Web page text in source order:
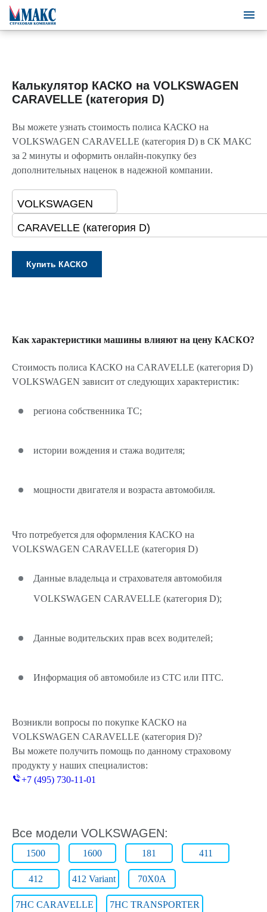
Калькулятор КАСКО на VOLKSWAGEN
CARAVELLE (категория D)
Вы можете узнать стоимость полиса КАСКО на
VOLKSWAGEN CARAVELLE (категория D) в СК МАКС
за 2 минуты и оформить онлайн-покупку без
дополнительных наценок в надежной компании.
Как характеристики машины влияют на цену КАСКО?
Стоимость полиса КАСКО на CARAVELLE (категория D)
VOLKSWAGEN зависит от следующих характеристик:
региона собственника ТС;
истории вождения и стажа водителя;
мощности двигателя и возраста автомобиля.
Что потребуется для оформления КАСКО на
VOLKSWAGEN CARAVELLE (категория D)
Данные владельца и страхователя автомобиля
VOLKSWAGEN CARAVELLE (категория D);
Данные водительских прав всех водителей;
Информация об автомобиле из СТС или ПТС.
Возникли вопросы по покупке КАСКО на
VOLKSWAGEN CARAVELLE (категория D)?
Вы можете получить помощь по данному страховому
продукту у наших специалистов:
+7 (495) 730-11-01
Все модели VOLKSWAGEN:
1500 1600 181 411
412 412 Variant 70X0A
7HC CARAVELLE 7HC TRANSPORTER